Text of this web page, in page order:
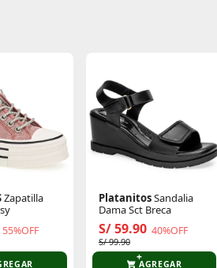
Sin calificaciones
aún no tiene calificaciones.
en comentar y acumula Puntos.
Zapatilla
55%OFF
PlatanitosSandalia
Dama Sct Breca
S/ 59.90 40%OFF
S/ 99.90
AGREGAR